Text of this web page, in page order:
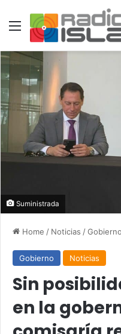
Menu
Suministrada
Home / Noticias /Gobierno
Gobierno Noticias
Sin
en la